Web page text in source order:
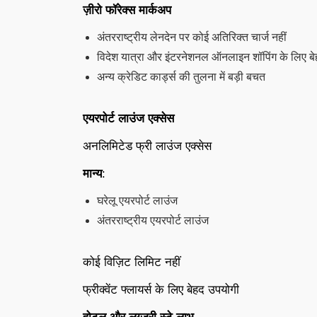
ज़ीरो फॉरेक्स मार्कअप
अंतरराष्ट्रीय लेनदेन पर कोई अतिरिक्त चार्ज नहीं
विदेश यात्रा और इंटरनेशनल ऑनलाइन शॉपिंग के लिए
अन्य क्रेडिट कार्ड्स की तुलना में बड़ी बचत
एयरपोर्ट लाउंज एक्सेस
अनलिमिटेड फ्री लाउंज एक्सेस
मान्य:
घरेलू एयरपोर्ट लाउंज
अंतरराष्ट्रीय एयरपोर्ट लाउंज
कोई विज़िट लिमिट नहीं
फ्रीक्वेंट फ्लायर्स के लिए बेहद उपयोगी